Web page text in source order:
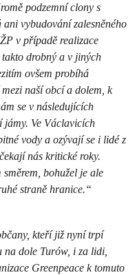
podzemní clony s
ani vybudování zalesněného
v případě realizace
drobný a v jiných
ovšem probíhá
naší obcí a dolem, k
se v následujících
jámy. Ve Václavicích
vody a ozývají se i lidé z
nás kritické roky.
bohužel je ale
straně hranice.“
kteří již nyní trpí
na dole Turów, i za lidi,
Greenpeace k tomuto